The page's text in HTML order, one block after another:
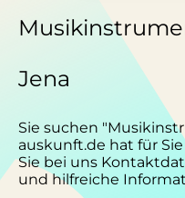
Jena
Sie suchen
auskunft.de hat für
Sie bei uns
und hilfreiche